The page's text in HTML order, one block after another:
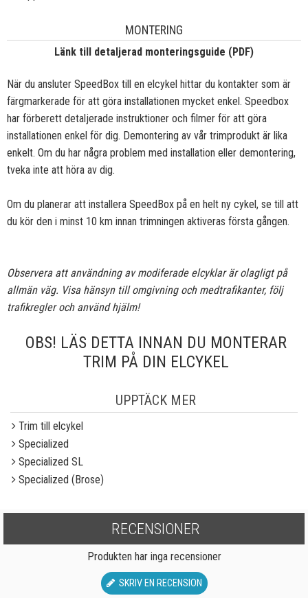
MONTERING
Länk till detaljerad monteringsguide (PDF)
När du ansluter SpeedBox till en elcykel hittar du kontakter som är
färgmarkerade för att göra installationen mycket enkel. Speedbox
har förberett detaljerade instruktioner och filmer för att göra
installationen enkel för dig. Demontering av vår trimprodukt är lika
enkelt. Om du har några problem med installation eller demontering,
tveka inte att höra av dig.
Om du planerar att installera SpeedBox på en helt ny cykel, se till att
du kör den i minst 10 km innan trimningen aktiveras första gången.
Observera att användning av modiferade elcyklar är olagligt på
allmän väg. Visa hänsyn till omgivning och medtrafikanter, följ
trafikregler och använd hjälm!
OBS! LÄS DETTA INNAN DU MONTERAR
TRIM PÅ DIN ELCYKEL
UPPTÄCK MER
Trim till elcykel
Specialized
Specialized SL
Specialized (Brose)
RECENSIONER
Produkten har inga recensioner
SKRIV EN RECENSION